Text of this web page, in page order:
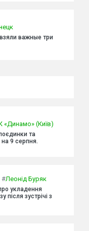
важные три
«Динамо» (Київ)
та
на 9 серпня.
#Леонід Буряк
укладення
після зустрічі з